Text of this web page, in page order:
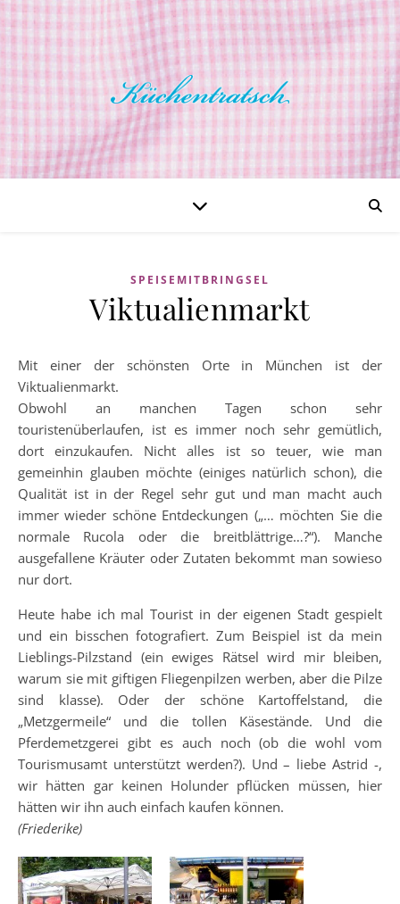
SPEISEMITBRINGSEL
Viktualienmarkt
Mit einer der schönsten Orte in München ist der
Viktualienmarkt.
Obwohl an manchen Tagen schon sehr
touristenüberlaufen, ist es immer noch sehr gemütlich,
dort einzukaufen. Nicht alles ist so teuer, wie man
gemeinhin glauben möchte (einiges natürlich schon), die
Qualität ist in der Regel sehr gut und man macht auch
immer wieder schöne Entdeckungen („… möchten Sie die
normale Rucola oder die breitblättrige…?“). Manche
ausgefallene Kräuter oder Zutaten bekommt man sowieso
nur dort.
Heute habe ich mal Tourist in der eigenen Stadt gespielt
und ein bisschen fotografiert. Zum Beispiel ist da mein
Lieblings-Pilzstand (ein ewiges Rätsel wird mir bleiben,
warum sie mit giftigen Fliegenpilzen werben, aber die Pilze
sind klasse). Oder der schöne Kartoffelstand, die
„Metzgermeile“ und die tollen Käsestände. Und die
Pferdemetzgerei gibt es auch noch (ob die wohl vom
Tourismusamt unterstützt werden?). Und – liebe Astrid -,
wir hätten gar keinen Holunder pflücken müssen, hier
hätten wir ihn auch einfach kaufen können.
(Friederike)